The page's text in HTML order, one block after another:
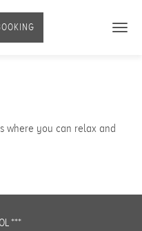
where you can relax and
***